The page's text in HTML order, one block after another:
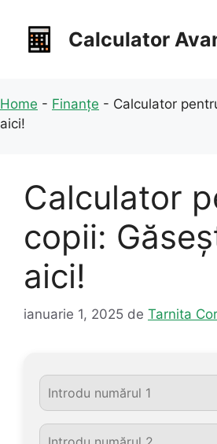
conținut
Calculator
Home - Finanțe - Calculator
aici!
Calculator
copii:
aici!
ianuarie 1, 2025 de Tarnita